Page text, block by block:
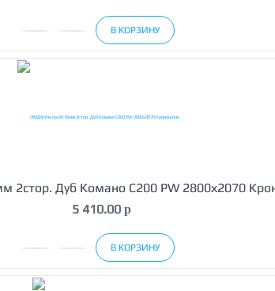
В КОРЗИНУ
Дуб Комано C200 PW 2800х2070
5 410.00 p
В КОРЗИНУ